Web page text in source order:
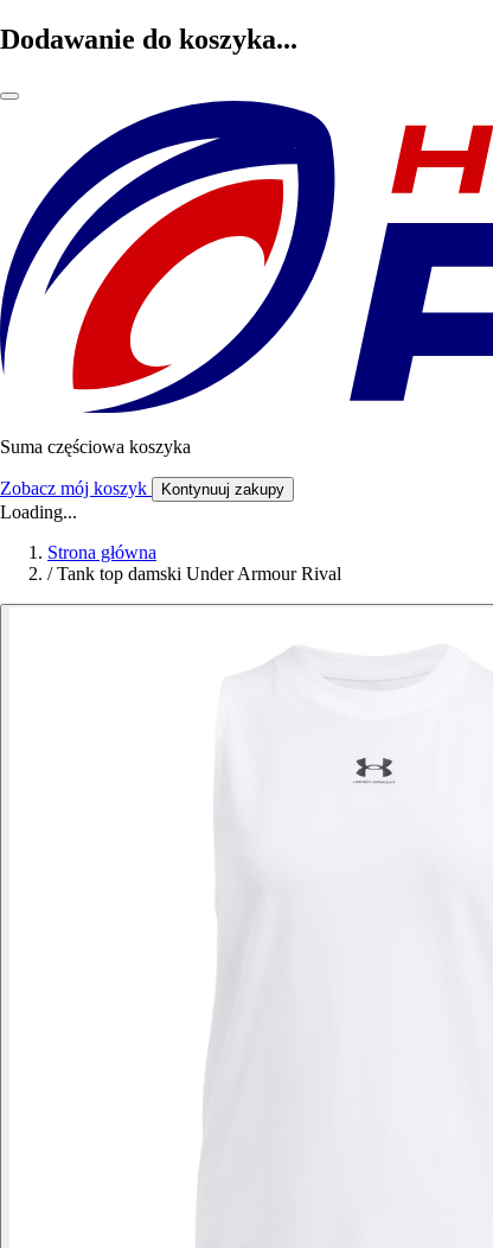
Dodawanie do koszyka...
Suma częściowa koszyka
Zobacz mój koszyk Kontynuuj zakupy
Loading...
Strona główna
/ Tank top damski Under Armour Rival